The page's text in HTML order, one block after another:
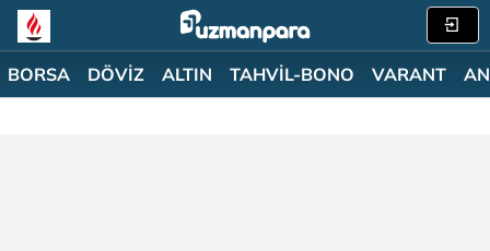
BORSA DÖVİZ ALTIN TAHVİL-BONO VARANT